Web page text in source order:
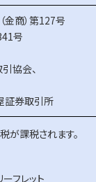
商）第127号
号
協会、
証券取引所
課税されます。
フレット